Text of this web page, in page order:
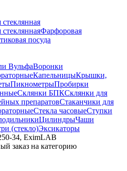
Фарфоровая
посуда
ВульфаВоронки
КапельницыКрышки,
ПикнометрыПробирки
Склянки БПКСклянки для
препаратовСтаканчики для
Стекла часовыеСтупки
ЦилиндрыЧаши
(стекло)Эксикаторы
34, EximLAB